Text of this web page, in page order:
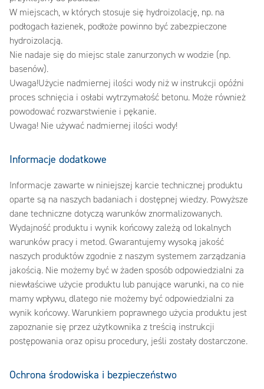
W miejscach, w których stosuje się hydroizolację, np. na
podłogach łazienek, podłoże powinno być zabezpieczone
hydroizolacją.
Nie nadaje się do miejsc stale zanurzonych w wodzie (np.
basenów).
Uwaga!Użycie nadmiernej ilości wody niż w instrukcji opóźni
proces schnięcia i osłabi wytrzymałość betonu. Może również
powodować rozwarstwienie i pękanie.
Uwaga! Nie używać nadmiernej ilości wody!
Informacje dodatkowe
Informacje zawarte w niniejszej karcie technicznej produktu
oparte są na naszych badaniach i dostępnej wiedzy. Powyższe
dane techniczne dotyczą warunków znormalizowanych.
Wydajność produktu i wynik końcowy zależą od lokalnych
warunków pracy i metod. Gwarantujemy wysoką jakość
naszych produktów zgodnie z naszym systemem zarządzania
jakością. Nie możemy być w żaden sposób odpowiedzialni za
niewłaściwe użycie produktu lub panujące warunki, na co nie
mamy wpływu, dlatego nie możemy być odpowiedzialni za
wynik końcowy. Warunkiem poprawnego użycia produktu jest
zapoznanie się przez użytkownika z treścią instrukcji
postępowania oraz opisu procedury, jeśli zostały dostarczone.
Ochrona środowiska i bezpieczeństwo